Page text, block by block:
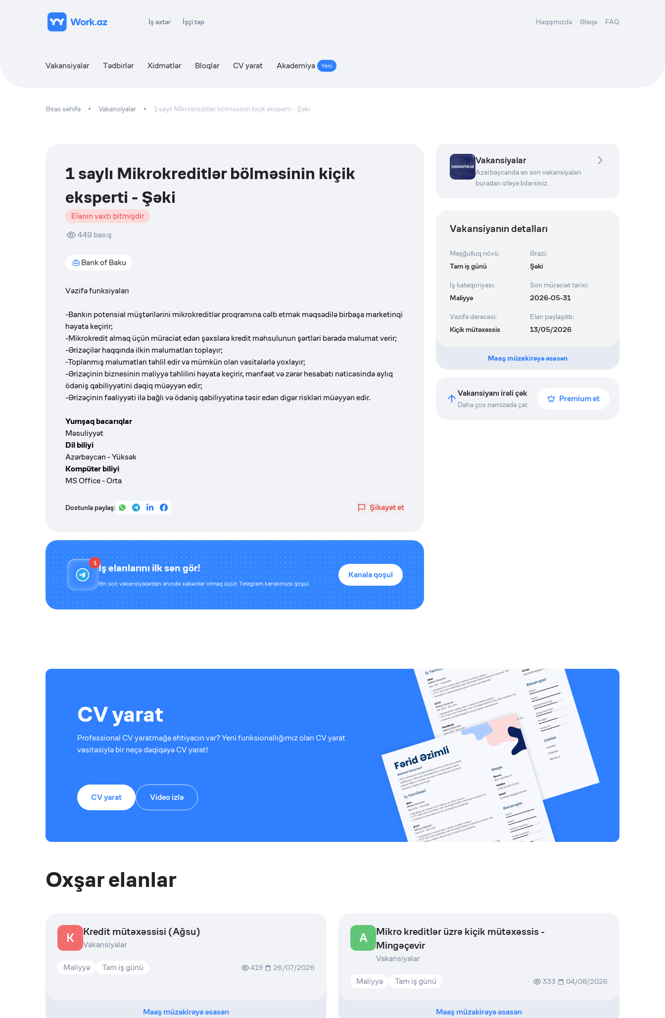
İş axtar İşçi tap Haqqımızda Əlaqə FAQ
Vakansiyalar Tədbirlər Xidmətlər Bloqlar CV yarat Akademiya Yeni
Əsas səhifə Vakansiyalar 1 saylı Mikrokreditlər bölməsinin kiçik eksperti - Şəki
1 saylı Mikrokreditlər bölməsinin kiçik
eksperti - Şəki
Elanın vaxtı bitmişdir
449baxış
Bank of Baku
Vəzifə funksiyaları
-Bankın potensial müştərilərini mikrokreditlər proqramına cəlb etmək məqsədilə birbaşa marketinqi
həyata keçirir;
-Mikrokredit almaq üçün müraciət edən şəxslərə kredit məhsulunun şərtləri barədə məlumat verir;
-Ərizəçilər haqqında ilkin məlumatları toplayır;
-Toplanmış məlumatları təhlil edir və mümkün olan vasitələrlə yoxlayır;
-Ərizəçinin biznesinin maliyyə təhlilini həyata keçirir, mənfəət və zərər hesabatı nəticəsində aylıq
ödəniş qabiliyyətini dəqiq müəyyən edir;
-Ərizəçinin fəaliyyəti ilə bağlı və ödəniş qabiliyyətinə təsir edən digər riskləri müəyyən edir.
Yumşaq bacarıqlar
Məsuliyyət
Dil biliyi
Azərbaycan - Yüksək
Kompüter biliyi
MS Office - Orta
Dostunla paylaş: Şikayət et
1 İş elanlarını ilk sən gör!
Ən son vakansiyalardan anında xəbərdar olmaq üçün Telegram kanalımıza qoşul.
Kanala qoşul
Vakansiyalar
Azərbaycanda ən son vakansiyaları
buradan izləyə bilərsiniz.
Vakansiyanın detalları
Məşğulluq növü:
Tam iş günü
Ərazi:
Şəki
İş kateqoriyası:
Maliyyə
Son müraciət tarixi:
2026-05-31
Vəzifə dərəcəsi:
Kiçik mütəxəssis
Elan paylaşılıb:
13/05/2026
Maaş müzakirəyə əsasən
Vakansiyanı irəli çək
Daha çox namizədə çat
Premium et
CV yarat
Professional CV yaratmağa ehtiyacın var? Yeni funksionallığımız olan CV yarat
vasitəsiylə bir neçə dəqiqəyə CV yarat!
CV yarat Video izlə
Oxşar elanlar
K Kredit mütəxəssisi (Ağsu)
Vakansiyalar
Maliyyə Tam iş günü 419 26/07/2026
Maaş müzakirəyə əsasən
A
Mikro kreditlər üzrə kiçik mütəxəssis -
Mingəçevir
Vakansiyalar
Maliyyə Tam iş günü 333 04/08/2026
Maaş müzakirəyə əsasən